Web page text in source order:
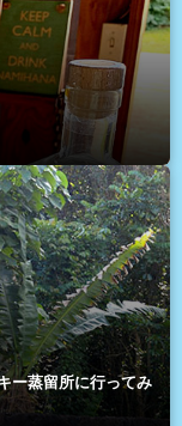
ー蒸留所に行ってみ